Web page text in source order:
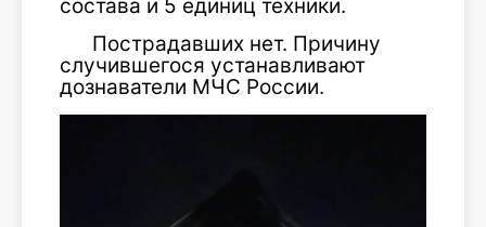
состава и 5 единиц техники.
Пострадавших нет. Причину
случившегося устанавливают
дознаватели МЧС России.